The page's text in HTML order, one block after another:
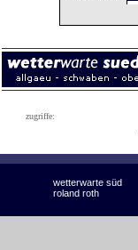
zugriffe:
wetterwarte süd
roland roth